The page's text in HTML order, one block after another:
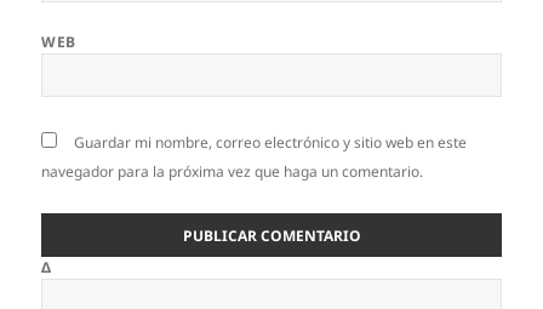
WEB
Guardar mi nombre, correo electrónico y sitio web en este
navegador para la próxima vez que haga un comentario.
Δ